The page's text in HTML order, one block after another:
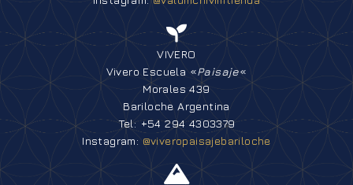
VIVERO
Vivero Escuela «Paisaje«
Morales 439
Bariloche Argentina
Tel: +54 294 4303379
Instagram: @viveropaisajebariloche